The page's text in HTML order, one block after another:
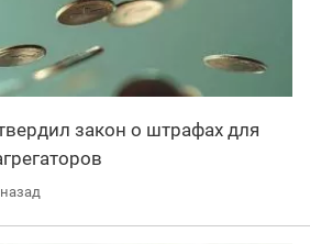
закон о штрафах для